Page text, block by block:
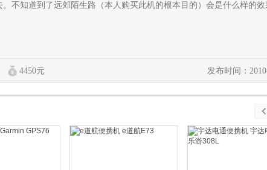
不知道到了远郊陌生路（本人购买此机的根本目的）会是什么样的效
4450元 发布时间：